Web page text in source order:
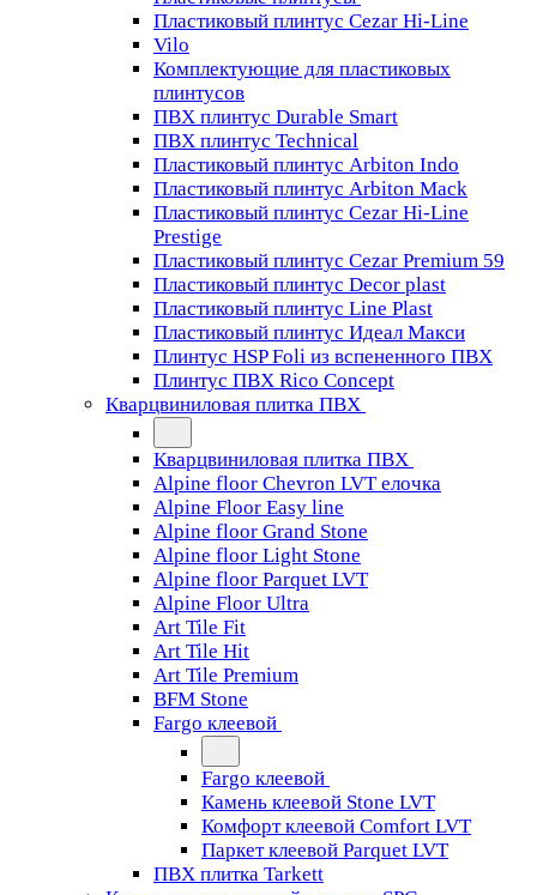
Пластиковый плинтус Cezar Hi-Line
Vilo
Комплектующие для пластиковых
плинтусов
ПВХ плинтус Durable Smart
ПВХ плинтус Technical
Пластиковый плинтус Arbiton Indo
Пластиковый плинтус Arbiton Mack
Пластиковый плинтус Cezar Hi-Line
Prestige
Пластиковый плинтус Cezar Premium 59
Пластиковый плинтус Decor plast
Пластиковый плинтус Line Plast
Пластиковый плинтус Идеал Макси
Плинтус HSP Foli из вспененного ПВХ
Плинтус ПВХ Rico Concept
Кварцвиниловая плитка ПВХ
Кварцвиниловая плитка ПВХ
Alpine floor Chevron LVT елочка
Alpine Floor Easy line
Alpine floor Grand Stone
Alpine floor Light Stone
Alpine floor Parquet LVT
Alpine Floor Ultra
Art Tile Fit
Art Tile Hit
Art Tile Premium
BFM Stone
Fargo клеевой
Fargo клеевой
Камень клеевой Stone LVT
Комфорт клеевой Comfort LVT
Паркет клеевой Parquet LVT
ПВХ плитка Tarkett